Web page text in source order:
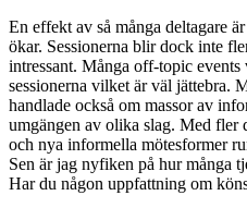
En effekt av så många deltagare
ökar. Sessionerna blir dock inte
intressant. Många off-topic events
sessionerna vilket är väl jättebra.
handlade också om massor av
umgängen av olika slag. Med fler
och nya informella mötesformer
Sen är jag nyfiken på hur många
Har du någon uppfattning om